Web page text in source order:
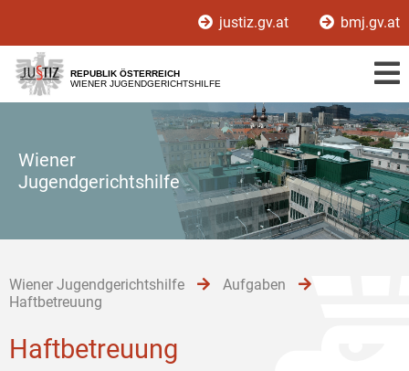
[1]
[2]
[3]
justiz.gv.at bmj.gv.at
REPUBLIK ÖSTERREICH
WIENER JUGENDGERICHTSHILFE
Wiener
Jugendgerichtshilfe
Wiener Jugendgerichtshilfe
Aufgaben
Haftbetreuung
Haftbetreuung